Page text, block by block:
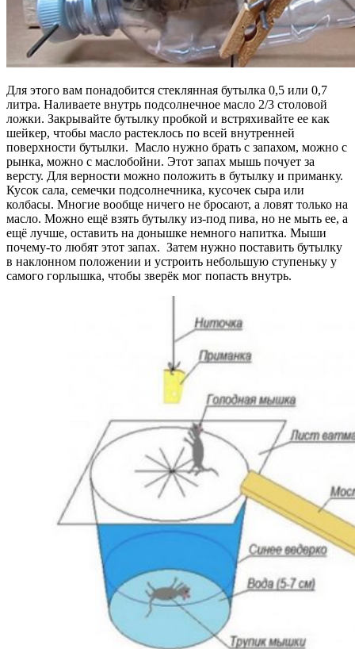
Для этого вам понадобится стеклянная бутылка 0,5 или 0,7
литра. Наливаете внутрь подсолнечное масло 2/3 столовой
ложки. Закрывайте бутылку пробкой и встряхивайте ее как
шейкер, чтобы масло растеклось по всей внутренней
поверхности бутылки. Масло нужно брать с запахом, можно с
рынка, можно с маслобойни. Этот запах мышь почует за
версту. Для верности можно положить в бутылку и приманку.
Кусок сала, семечки подсолнечника, кусочек сыра или
колбасы. Многие вообще ничего не бросают, а ловят только на
масло. Можно ещё взять бутылку из-под пива, но не мыть ее, а
ещё лучше, оставить на донышке немного напитка. Мыши
почему-то любят этот запах. Затем нужно поставить бутылку
в наклонном положении и устроить небольшую ступеньку у
самого горлышка, чтобы зверёк мог попасть внутрь.